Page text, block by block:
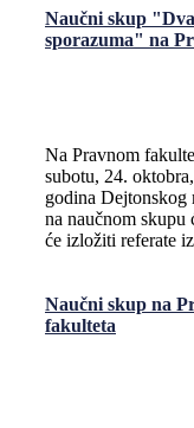
Naučni skup
sporazuma" na
Na Pravnom
subotu, 24.
godina Dejtonskog
na naučnom skupu
će izložiti referate
Naučni skup na
fakulteta